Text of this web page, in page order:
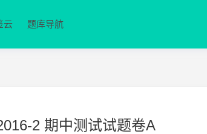
云 题库导航
2 期中测试试题卷A